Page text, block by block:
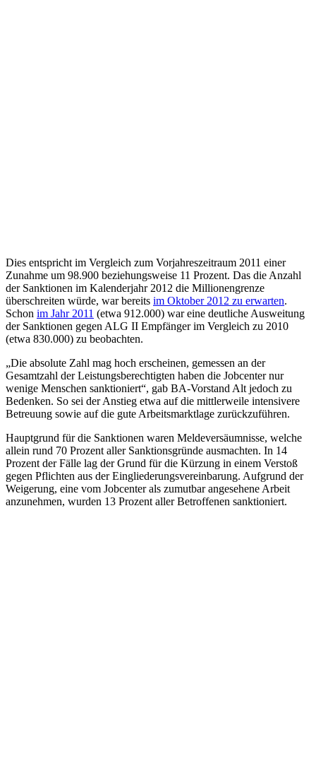
Dies entspricht im Vergleich zum Vorjahreszeitraum 2011 einer
Zunahme um 98.900 beziehungsweise 11 Prozent. Das die Anzahl
der Sanktionen im Kalenderjahr 2012 die Millionengrenze
überschreiten würde, war bereits im Oktober 2012 zu erwarten.
Schon im Jahr 2011 (etwa 912.000) war eine deutliche Ausweitung
der Sanktionen gegen ALG II Empfänger im Vergleich zu 2010
(etwa 830.000) zu beobachten.
„Die absolute Zahl mag hoch erscheinen, gemessen an der
Gesamtzahl der Leistungsberechtigten haben die Jobcenter nur
wenige Menschen sanktioniert“, gab BA-Vorstand Alt jedoch zu
Bedenken. So sei der Anstieg etwa auf die mittlerweile intensivere
Betreuung sowie auf die gute Arbeitsmarktlage zurückzuführen.
Hauptgrund für die Sanktionen waren Meldeversäumnisse, welche
allein rund 70 Prozent aller Sanktionsgründe ausmachten. In 14
Prozent der Fälle lag der Grund für die Kürzung in einem Verstoß
gegen Pflichten aus der Eingliederungsvereinbarung. Aufgrund der
Weigerung, eine vom Jobcenter als zumutbar angesehene Arbeit
anzunehmen, wurden 13 Prozent aller Betroffenen sanktioniert.